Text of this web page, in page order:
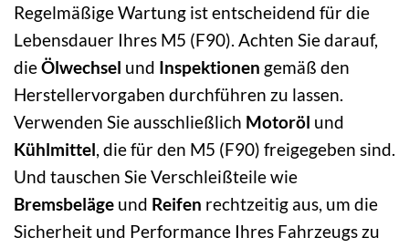
Regelmäßige Wartung ist entscheidend für die
Lebensdauer Ihres M5 (F90). Achten Sie darauf,
dieÖlwechsel und Inspektionen gemäß den
Herstellervorgaben durchführen zu lassen.
Verwenden Sie ausschließlich Motoröl und
Kühlmittel , die für den M5 (F90) freigegeben sind.
Und tauschen Sie Verschleißteile wie
Bremsbeläge und Reifen rechtzeitig aus, um die
Sicherheit und Performance Ihres Fahrzeugs zu